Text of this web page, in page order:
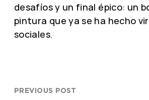
desafíos y un final épico: un
pintura que ya se ha hecho
sociales.
PREVIOUS POST